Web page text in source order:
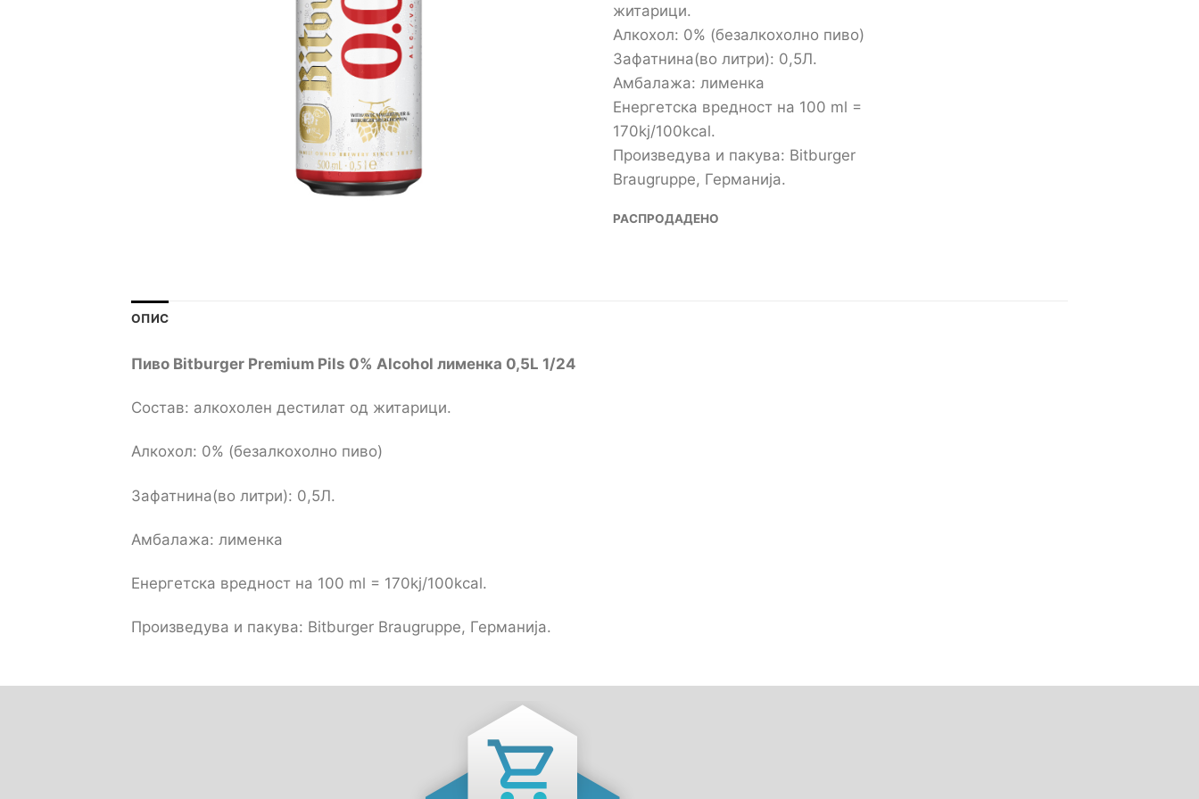
житарици.
Алкохол: 0% (безалкохолно пиво)
Зафатнина(во литри): 0,5Л.
Амбалажа: лименка
Енергетска вредност на 100 ml =
170kj/100kcal.
Произведува и пакува: Bitburger
Braugruppe, Германија.
РАСПРОДАДЕНО
ОПИС
Пиво Bitburger Premium Pils 0% Alcohol лименка 0,5L 1/24
Состав: алкохолен дестилат од житарици.
Алкохол: 0% (безалкохолно пиво)
Зафатнина(во литри): 0,5Л.
Амбалажа: лименка
Енергетска вредност на 100 ml = 170kj/100kcal.
Произведува и пакува: Bitburger Braugruppe, Германија.